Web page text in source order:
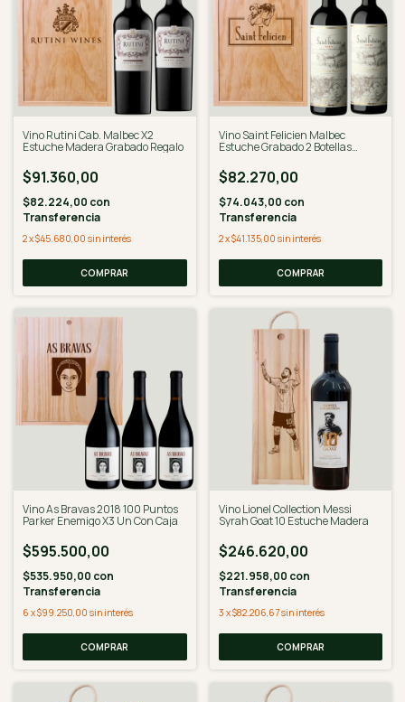
Vino Rutini Cab. Malbec X2
Estuche Madera Grabado Regalo
$91.360,00
$82.224,00 con
Transferencia
2x$45.680,00 sin interés
Vino Saint Felicien Malbec
Estuche Grabado 2 Botellas
$82.270,00
$74.043,00 con
Transferencia
2x$41.135,00 sin interés
Vino As Bravas 2018 100 Puntos
Parker Enemigo X3 Un Con Caja
$595.500,00
$535.950,00 con
Transferencia
6 x$99.250,00 sin interés
Vino Lionel Collection Messi
Syrah Goat 10 Estuche Madera
$246.620,00
$221.958,00 con
Transferencia
3 x$82.206,67sin interés